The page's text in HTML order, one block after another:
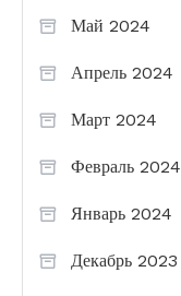
Май 2024
Апрель 2024
Март 2024
Февраль 2024
Январь 2024
Декабрь 2023